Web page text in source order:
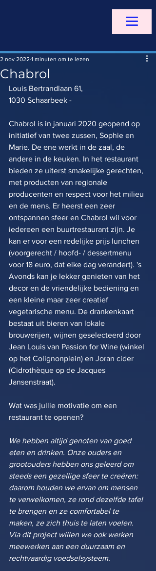
Chabrol
2 nov 2022 1 minuten om te lezen
Louis Bertrandlaan 61,
1030 Schaarbeek -
Chabrol is in januari 2020 geopend op
initiatief van twee zussen, Sophie en
Marie. De ene werkt in de zaal, de
andere in de keuken. In het restaurant
bieden ze uiterst smakelijke gerechten,
met producten van regionale
producenten en respect voor het milieu
en de mens. Er heerst een zeer
ontspannen sfeer en Chabrol wil voor
iedereen een buurtrestaurant zijn. Je
kan er voor een redelijke prijs lunchen
(voorgerecht / hoofd- / dessertmenu
voor 18 euro, dat elke dag verandert). 's
Avonds kan je lekker genieten van het
decor en de vriendelijke bediening en
een kleine maar zeer creatief
vegetarische menu. De drankenkaart
bestaat uit bieren van lokale
brouwerijen, wijnen geselecteerd door
Jean Louis van Passion for Wine (winkel
op het Colignonplein) en Joran cider
(Cidrothèque op de Jacques
Jansenstraat).
Wat was jullie motivatie om een ​​
restaurant te openen?
We hebben altijd genoten van goed
eten en drinken. Onze ouders en
grootouders hebben ons geleerd om
steeds een gezellige sfeer te creëren:
daarom houden we ervan om mensen
te verwelkomen, ze rond dezelfde tafel
te brengen en ze comfortabel te
maken, ze zich thuis te laten voelen.
Via dit project willen we ook werken
meewerken aan een duurzaam en
rechtvaardig voedselsysteem.